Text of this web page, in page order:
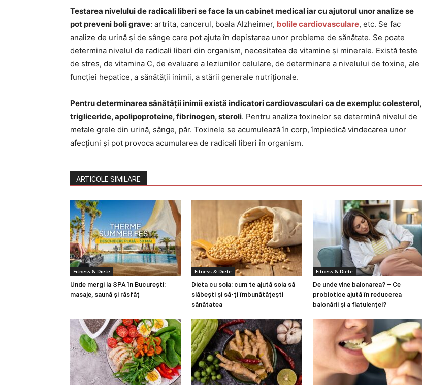
Testarea nivelului de radicali liberi se face la un cabinet medical iar cu ajutorul unor analize se
pot preveni boli grave: artrita, cancerul, boala Alzheimer, bolile cardiovasculare, etc. Se fac
analize de urină și de sânge care pot ajuta în depistarea unor probleme de sănătate. Se poate
determina nivelul de radicali liberi din organism, necesitatea de vitamine și minerale. Există teste
de stres, de vitamina C, de evaluare a leziunilor celulare, de determinare a nivelului de toxine, ale
funcției hepatice, a sănătății inimii, a stării generale nutriționale.
Pentru determinarea sănătății inimii există indicatori cardiovasculari ca de exemplu: colesterol,
trigliceride, apolipoproteine, fibrinogen, steroli. Pentru analiza toxinelor se determină nivelul de
metale grele din urină, sânge, păr. Toxinele se acumulează în corp, împiedică vindecarea unor
afecțiuni și pot provoca acumularea de radicali liberi în organism.
ARTICOLE SIMILARE
Fitness & Diete
Unde mergi la SPA în București:
masaje, saună și răsfăț
Fitness & Diete
Dieta cu soia: cum te ajută soia să
slăbești și să-ți îmbunătățești
sănătatea
Fitness & Diete
De unde vine balonarea? – Ce
probiotice ajută în reducerea
balonării și a flatulenței?